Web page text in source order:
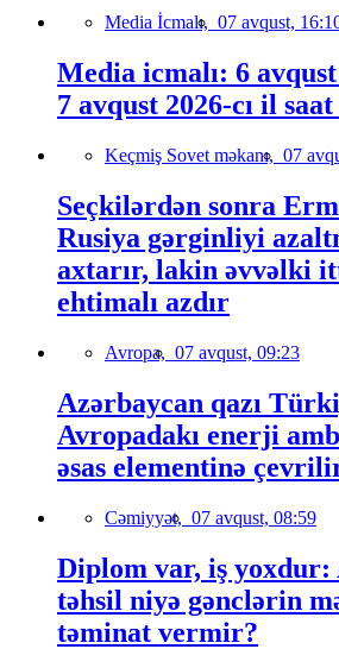
Media İcmalı, 07 avqust,
Media icmalı: 6
7 avqust 2026-cı il
Keçmiş Sovet məkanı, 07
Seçkilərdən sonra
Rusiya gərginliyi
axtarır, lakin əvvəlki
ehtimalı azdır
Avropa, 07 avqust, 09:23
Azərbaycan qazı
Avropadakı enerji
əsas elementinə
Cəmiyyət, 07 avqust, 08:59
Diplom var, iş yoxdur:
təhsil niyə gənclərin
təminat vermir?